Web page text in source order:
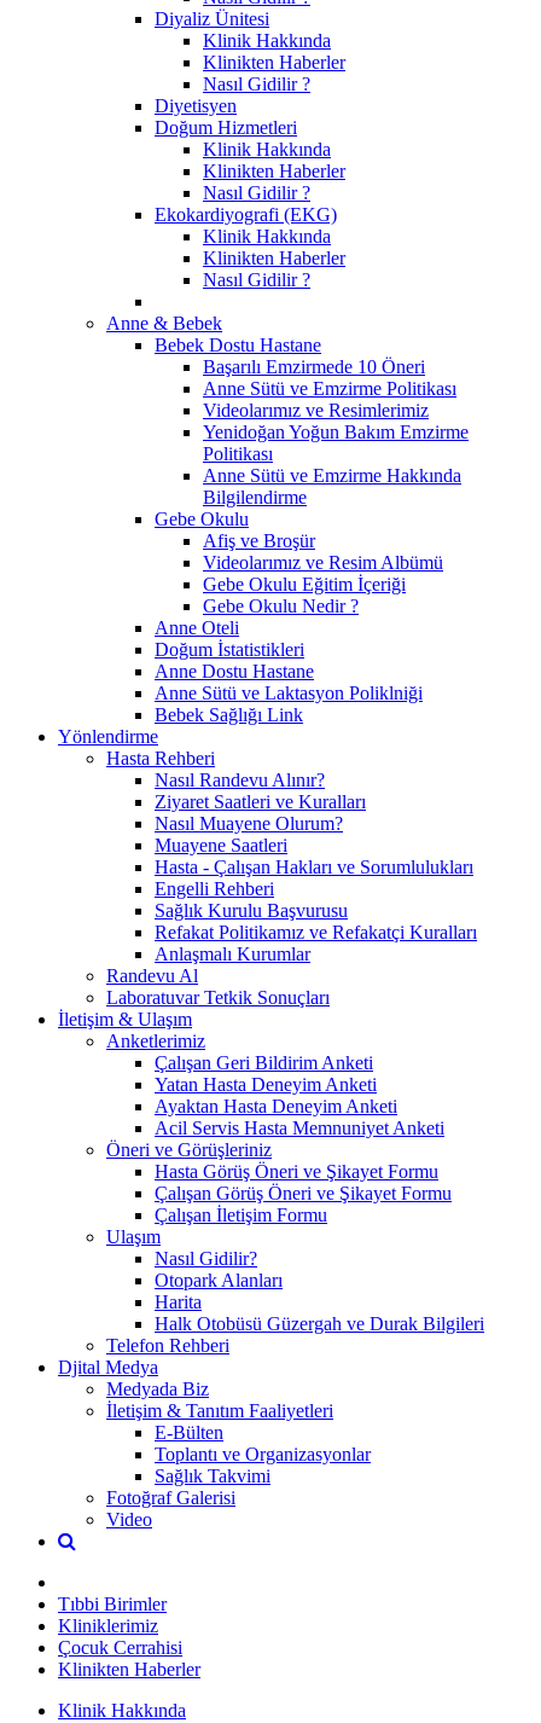
Diyaliz Ünitesi
Klinik Hakkında
Klinikten Haberler
Nasıl Gidilir ?
Diyetisyen
Doğum Hizmetleri
Klinik Hakkında
Klinikten Haberler
Nasıl Gidilir ?
Ekokardiyografi (EKG)
Klinik Hakkında
Klinikten Haberler
Nasıl Gidilir ?
Anne & Bebek
Bebek Dostu Hastane
Başarılı Emzirmede 10 Öneri
Anne Sütü ve Emzirme Politikası
Videolarımız ve Resimlerimiz
Yenidoğan Yoğun Bakım Emzirme
Politikası
Anne Sütü ve Emzirme Hakkında
Bilgilendirme
Gebe Okulu
Afiş ve Broşür
Videolarımız ve Resim Albümü
Gebe Okulu Eğitim İçeriği
Gebe Okulu Nedir ?
Anne Oteli
Doğum İstatistikleri
Anne Dostu Hastane
Anne Sütü ve Laktasyon Poliklniği
Bebek Sağlığı Link
Yönlendirme
Hasta Rehberi
Nasıl Randevu Alınır?
Ziyaret Saatleri ve Kuralları
Nasıl Muayene Olurum?
Muayene Saatleri
Hasta - Çalışan Hakları ve Sorumlulukları
Engelli Rehberi
Sağlık Kurulu Başvurusu
Refakat Politikamız ve Refakatçi Kuralları
Anlaşmalı Kurumlar
Randevu Al
Laboratuvar Tetkik Sonuçları
İletişim & Ulaşım
Anketlerimiz
Çalışan Geri Bildirim Anketi
Yatan Hasta Deneyim Anketi
Ayaktan Hasta Deneyim Anketi
Acil Servis Hasta Memnuniyet Anketi
Öneri ve Görüşleriniz
Hasta Görüş Öneri ve Şikayet Formu
Çalışan Görüş Öneri ve Şikayet Formu
Çalışan İletişim Formu
Ulaşım
Nasıl Gidilir?
Otopark Alanları
Harita
Halk Otobüsü Güzergah ve Durak Bilgileri
Telefon Rehberi
Djital Medya
Medyada Biz
İletişim & Tanıtım Faaliyetleri
E-Bülten
Toplantı ve Organizasyonlar
Sağlık Takvimi
Fotoğraf Galerisi
Video
Tıbbi Birimler
Kliniklerimiz
Çocuk Cerrahisi
Klinikten Haberler
Klinik Hakkında